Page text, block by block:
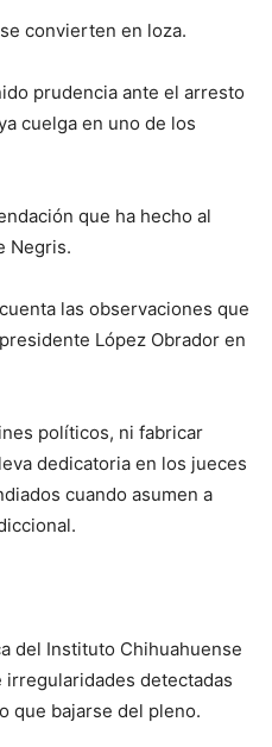
convierten en loza.
prudencia ante el arresto
cuelga en uno de los
que ha hecho al
Negris.
las observaciones que
López Obrador en
políticos, ni fabricar
dedicatoria en los jueces
cuando asumen a
del Instituto Chihuahuense
irregularidades detectadas
que bajarse del pleno.